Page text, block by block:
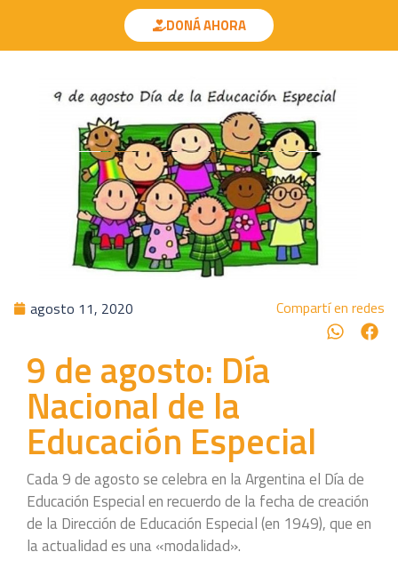
DONÁ AHORA
agosto 11, 2020 Compartí en redes
9 de agosto: Día
Nacional de la
Educación Especial
Cada 9 de agosto se celebra en la Argentina el Día de
Educación Especial en recuerdo de la fecha de creación
de la Dirección de Educación Especial (en 1949), que en
la actualidad es una «modalidad».